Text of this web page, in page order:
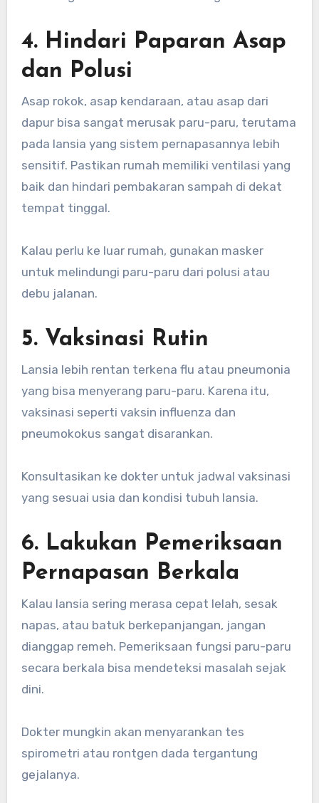
4. Hindari Paparan Asap
dan Polusi
Asap rokok, asap kendaraan, atau asap dari
dapur bisa sangat merusak paru-paru, terutama
pada lansia yang sistem pernapasannya lebih
sensitif. Pastikan rumah memiliki ventilasi yang
baik dan hindari pembakaran sampah di dekat
tempat tinggal.
Kalau perlu ke luar rumah, gunakan masker
untuk melindungi paru-paru dari polusi atau
debu jalanan.
5. Vaksinasi Rutin
Lansia lebih rentan terkena flu atau pneumonia
yang bisa menyerang paru-paru. Karena itu,
vaksinasi seperti vaksin influenza dan
pneumokokus sangat disarankan.
Konsultasikan ke dokter untuk jadwal vaksinasi
yang sesuai usia dan kondisi tubuh lansia.
6. Lakukan Pemeriksaan
Pernapasan Berkala
Kalau lansia sering merasa cepat lelah, sesak
napas, atau batuk berkepanjangan, jangan
dianggap remeh. Pemeriksaan fungsi paru-paru
secara berkala bisa mendeteksi masalah sejak
dini.
Dokter mungkin akan menyarankan tes
spirometri atau rontgen dada tergantung
gejalanya.